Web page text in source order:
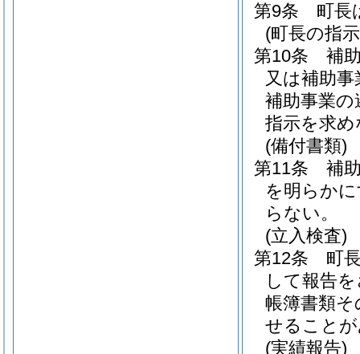
第9条
町長
(町長の指
第10条
補
又は補助
補助事業
指示を求
(備付書類)
第11条
補
を明らか
らない。
(立入検査)
第12条
町
して報告
帳簿書類
せること
(実績報告)